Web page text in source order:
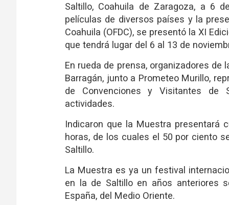
Saltillo, Coahuila de Zaragoza, a 6
películas de diversos países y la
Coahuila (OFDC), se presentó la XI
que tendrá lugar del 6 al 13 de
En rueda de prensa, organizadores de
Barragán, junto a Prometeo Murillo,
de Convenciones y Visitantes de
actividades.
Indicaron que la Muestra presentará
horas, de los cuales el 50 por ciento
Saltillo.
La Muestra es ya un festival
en la de Saltillo en años anteriores
España, del Medio Oriente.